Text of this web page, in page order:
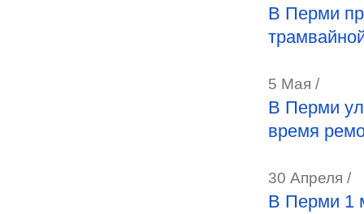
В Перми
5 Мая /
В Перми
время
30 Апреля /
В Перми 1